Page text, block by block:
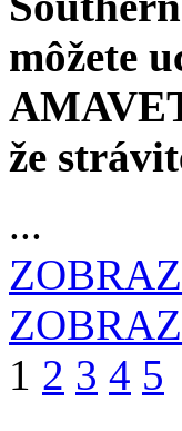
môžete
že
...
1 2 3 4 5